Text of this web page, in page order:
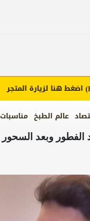
عالم الطبخ مناسبات
هنا لزيارة المتجر
الفطور وبعد السحور